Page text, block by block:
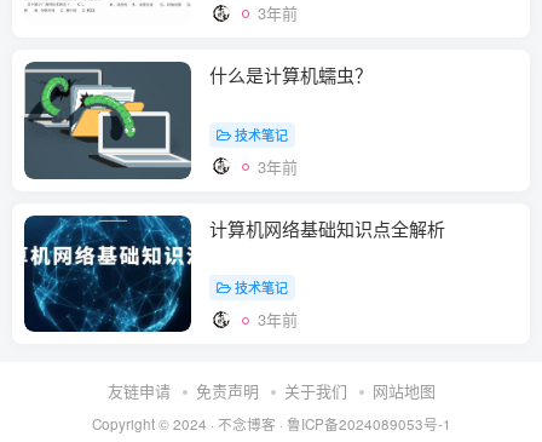
3年前
什么是计算机蠕虫？
技术笔记
3年前
计算机网络基础知识点全解析
技术笔记
3年前
友链申请 免责声明 关于我们 网站地图
Copyright © 2024 · 不念博客 · 鲁ICP备2024089053号-1